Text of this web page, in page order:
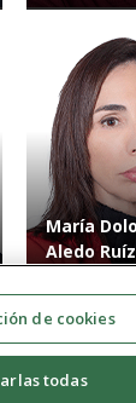
María
Aledo Ruíz
de cookies
todas